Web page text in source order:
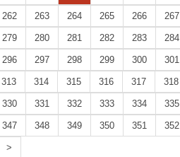
262 263 264 265 266 267
279 280 281 282 283 284
296 297 298 299 300 301
313 314 315 316 317 318
330 331 332 333 334 335
347 348 349 350 351 352
>